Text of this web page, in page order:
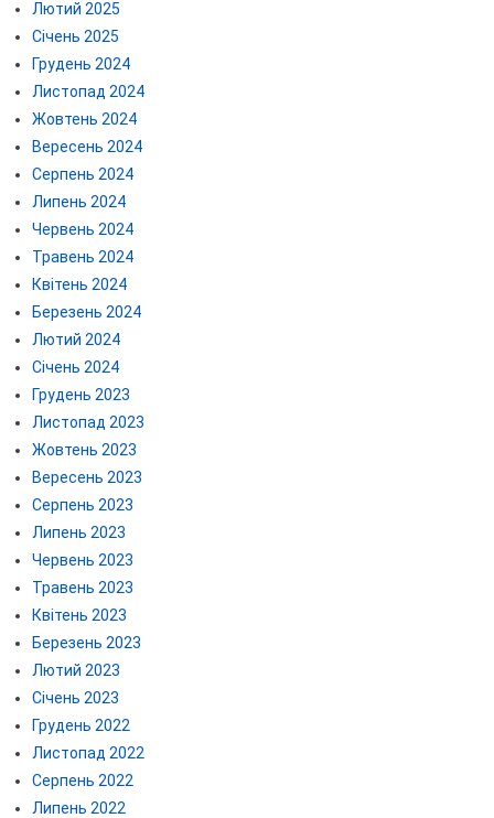
Лютий 2025
Січень 2025
Грудень 2024
Листопад 2024
Жовтень 2024
Вересень 2024
Серпень 2024
Липень 2024
Червень 2024
Травень 2024
Квітень 2024
Березень 2024
Лютий 2024
Січень 2024
Грудень 2023
Листопад 2023
Жовтень 2023
Вересень 2023
Серпень 2023
Липень 2023
Червень 2023
Травень 2023
Квітень 2023
Березень 2023
Лютий 2023
Січень 2023
Грудень 2022
Листопад 2022
Серпень 2022
Липень 2022